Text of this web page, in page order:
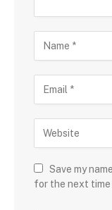
Save my
for the next time